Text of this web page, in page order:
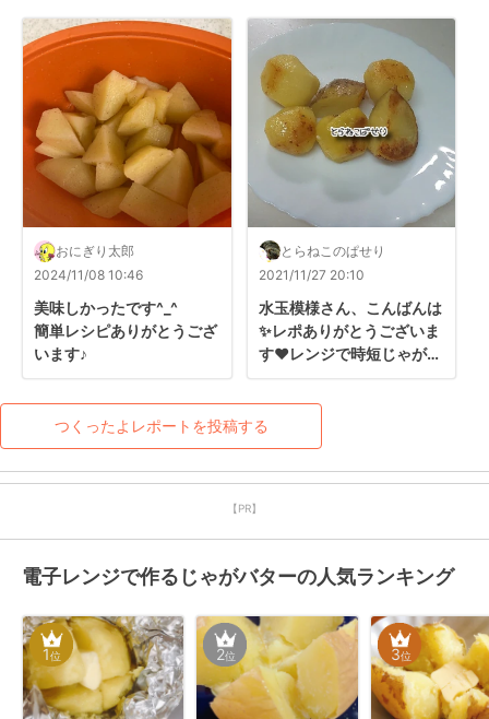
おにぎり太郎
2024/11/08 10:46
美味しかったです^_^
簡単レシピありがとうござ
います♪
とらねこのぱせり
2021/11/27 20:10
水玉模様さん、こんばんは
✨レポありがとうございま
す♥️レンジで時短じゃがバ
いです♪
いつも素敵なレシピ、あり
がとうございます(*ﾟー^)
つくったよレポートを投稿する
【PR】
電子レンジで作るじゃがバターの人気ランキング
1位 2位 3位